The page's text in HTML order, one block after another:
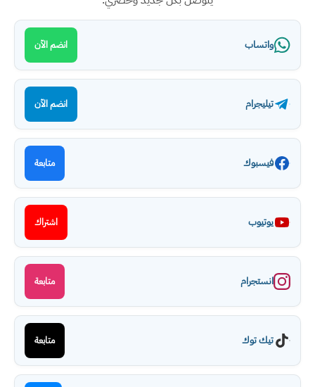
واتساب انضم الآن
تيليجرام انضم الآن
فيسبوك متابعة
يوتيوب اشتراك
انستجرام متابعة
تيك توك متابعة